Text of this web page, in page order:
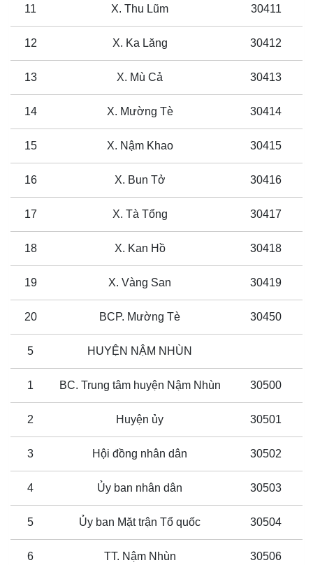
11 X. Thu Lũm 30411
12 X. Ka Lăng 30412
13 X. Mù Cả 30413
14 X. Mường Tè 30414
15 X. Nậm Khao 30415
16 X. Bun Tở 30416
17 X. Tà Tổng 30417
18 X. Kan Hồ 30418
19 X. Vàng San 30419
20 BCP. Mường Tè 30450
5 HUYỆN NẬM NHÙN
1 BC. Trung tâm huyện Nậm Nhùn 30500
2 Huyện ủy 30501
3 Hội đồng nhân dân 30502
4 Ủy ban nhân dân 30503
5 Ủy ban Mặt trận Tổ quốc 30504
6 TT. Nậm Nhùn 30506